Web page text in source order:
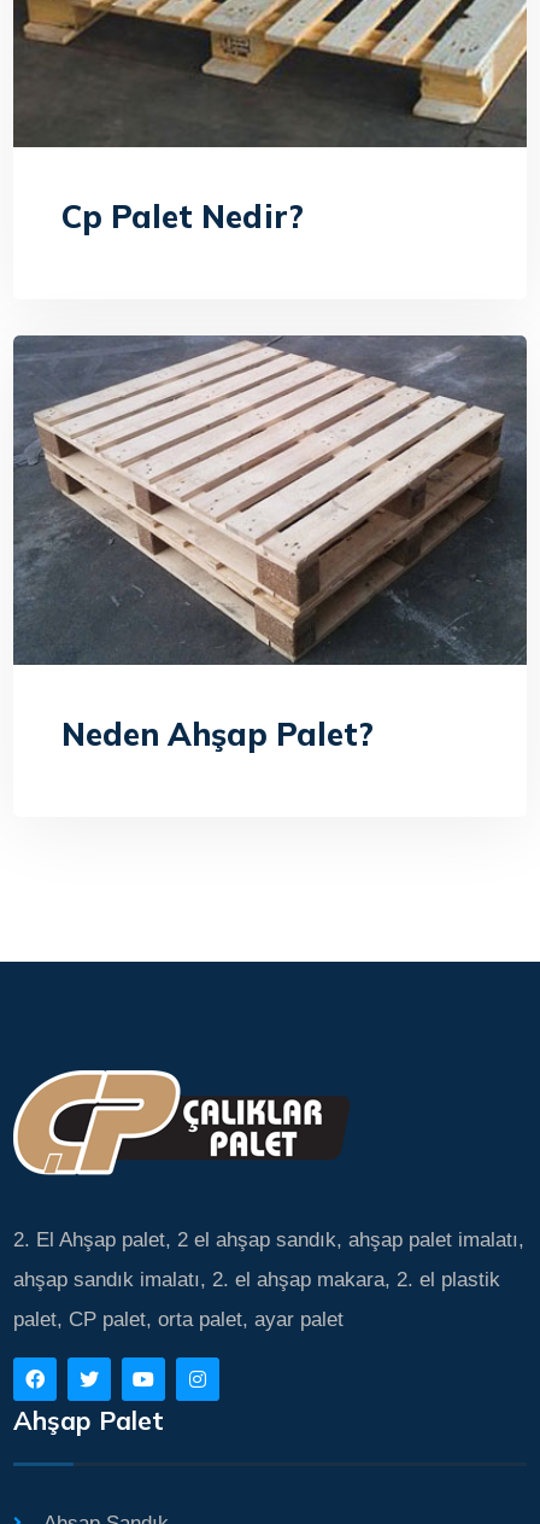
Cp Palet Nedir?
Neden Ahşap Palet?
2. El Ahşap palet, 2 el ahşap sandık, ahşap palet imalatı,
ahşap sandık imalatı, 2. el ahşap makara, 2. el plastik
palet, CP palet, orta palet, ayar palet
Ahşap Palet